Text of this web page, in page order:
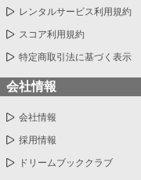
レンタルサービス利用規約
スコア利用規約
特定商取引法に基づく表示
会社情報
会社情報
採用情報
ドリームブッククラブ